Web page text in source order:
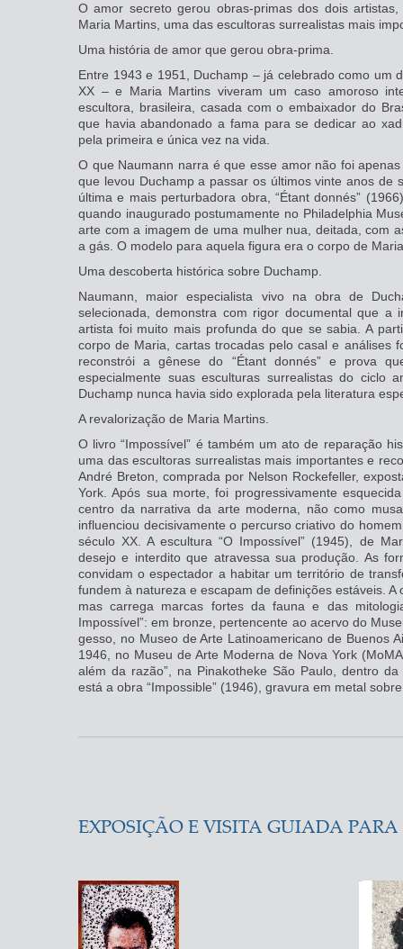
O amor secreto gerou obras-primas dos dois
Maria Martins, uma das escultoras surrealistas mais
Uma história de amor que gerou obra-prima.
Entre 1943 e 1951, Duchamp – já celebrado como um
XX – e Maria Martins viveram um caso amoroso
escultora, brasileira, casada com o embaixador do
que havia abandonado a fama para se dedicar ao
pela primeira e única vez na vida.
O que Naumann narra é que esse amor não foi
que levou Duchamp a passar os últimos vinte anos de
última e mais perturbadora obra, “Étant donnés”
quando inaugurado postumamente no Philadelphia
arte com a imagem de uma mulher nua, deitada, com
a gás. O modelo para aquela figura era o corpo de
Uma descoberta histórica sobre Duchamp.
Naumann, maior especialista vivo na obra de
selecionada, demonstra com rigor documental que a
artista foi muito mais profunda do que se sabia. A
corpo de Maria, cartas trocadas pelo casal e análises
reconstrói a gênese do “Étant donnés” e prova
especialmente suas esculturas surrealistas do ciclo
Duchamp nunca havia sido explorada pela literatura
A revalorização de Maria Martins.
O livro “Impossível” é também um ato de reparação
uma das escultoras surrealistas mais importantes e
André Breton, comprada por Nelson Rockefeller,
York. Após sua morte, foi progressivamente
centro da narrativa da arte moderna, não como
influenciou decisivamente o percurso criativo do
século XX. A escultura “O Impossível” (1945), de
desejo e interdito que atravessa sua produção. As
convidam o espectador a habitar um território de
fundem à natureza e escapam de definições estáveis.
mas carrega marcas fortes da fauna e das
Impossível”: em bronze, pertencente ao acervo do
gesso, no Museo de Arte Latinoamericano de Buenos
1946, no Museu de Arte Moderna de Nova York
além da razão”, na Pinakotheke São Paulo, dentro
está a obra “Impossible” (1946), gravura em metal
EXPOSIÇÃO E VISITA GUIADA